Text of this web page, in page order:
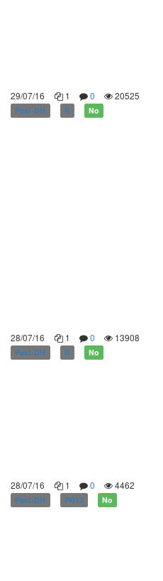
29/07/16
1 0 20525
Post-DH R No
28/07/16
1 0 13908
Post-DH R No
28/07/16
1 0 4462
Post-DH PG13 No